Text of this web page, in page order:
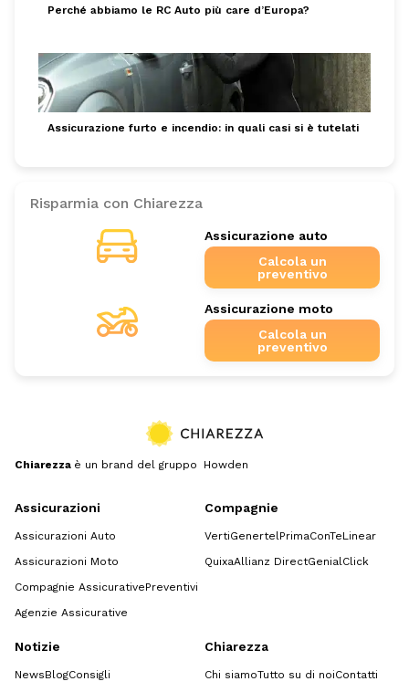
Perché abbiamo le RC Auto più care d’Europa?
Assicurazione furto e incendio: in quali casi si è tutelati
Risparmia con Chiarezza
Assicurazione auto
Calcola un
preventivo
Assicurazione moto
Calcola un
preventivo
Chiarezza è un brand del gruppo Howden
Assicurazioni
Assicurazioni Auto
Assicurazioni Moto
Compagnie AssicurativePreventivi
Agenzie Assicurative
Compagnie
VertiGenertel PrimaConTeLinear
QuixaAllianz DirectGenialClick
Notizie
NewsBlogConsigli
Chiarezza
Chi siamoTutto su di noiContatti